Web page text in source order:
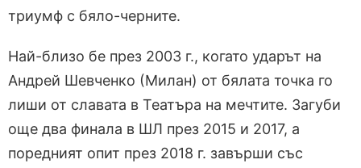
триумф с бяло-черните.
Най-близо бе през 2003 г., когато ударът на
Андрей Шевченко (Милан) от бялата точка го
лиши от славата в Театъра на мечтите. Загуби
още два финала в ШЛ през 2015 и 2017, а
поредният опит през 2018 г. завърши със